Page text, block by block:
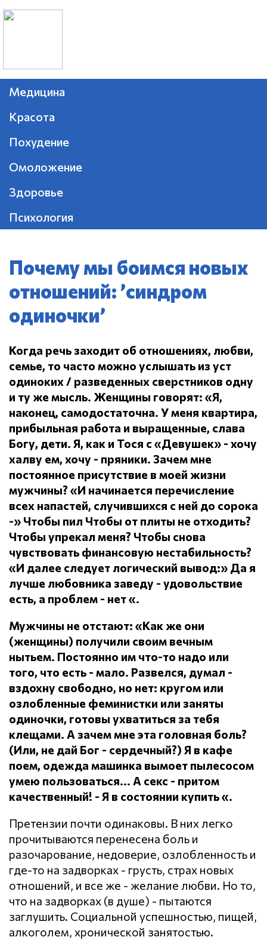
Медицина
Красота
Похудение
Омоложение
Здоровье
Психология
Почему мы боимся новых
отношений: ’синдром
одиночки’
Когда речь заходит об отношениях, любви,
семье, то часто можно услышать из уст
одиноких / разведенных сверстников одну
и ту же мысль. Женщины говорят: «Я,
наконец, самодостаточна. У меня квартира,
прибыльная работа и выращенные, слава
Богу, дети. Я, как и Тося с «Девушек» - хочу
халву ем, хочу - пряники. Зачем мне
постоянное присутствие в моей жизни
мужчины? «И начинается перечисление
всех напастей, случившихся с ней до сорока
-» Чтобы пил Чтобы от плиты не отходить?
Чтобы упрекал меня? Чтобы снова
чувствовать финансовую нестабильность?
«И далее следует логический вывод:» Да я
лучше любовника заведу - удовольствие
есть, а проблем - нет «.
Мужчины не отстают: «Как же они
(женщины) получили своим вечным
нытьем. Постоянно им что-то надо или
того, что есть - мало. Развелся, думал -
вздохну свободно, но нет: кругом или
озлобленные феминистки или заняты
одиночки, готовы ухватиться за тебя
клещами. А зачем мне эта головная боль?
(Или, не дай Бог - сердечный?) Я в кафе
поем, одежда машинка вымоет пылесосом
умею пользоваться... А секс - притом
качественный! - Я в состоянии купить «.
Претензии почти одинаковы. В них легко
прочитываются перенесена боль и
разочарование, недоверие, озлобленность и
где-то на задворках - грусть, страх новых
отношений, и все же - желание любви. Но то,
что на задворках (в душе) - пытаются
заглушить. Социальной успешностью, пищей,
алкоголем, хронической занятостью.